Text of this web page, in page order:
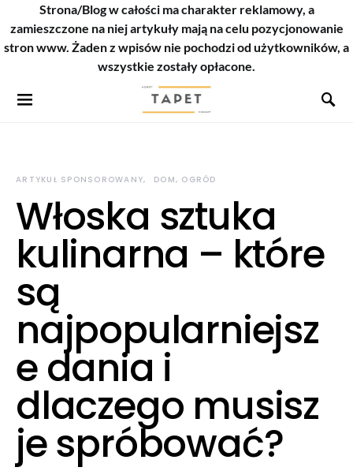
Strona/Blog w całości ma charakter reklamowy, a
zamieszczone na niej artykuły mają na celu pozycjonowanie
stron www. Żaden z wpisów nie pochodzi od użytkowników, a
wszystkie zostały opłacone.
ARTYKUŁ SPONSOROWANY DOM, OGRÓD
Włoska sztuka
kulinarna – które
są
najpopularniejsz
e dania i
dlaczego musisz
je spróbować?